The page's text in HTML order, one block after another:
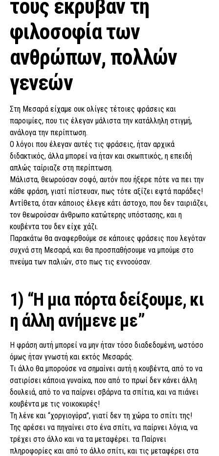
τους έκρυβαν τη
φιλοσοφία των
ανθρώπων, πολλών
γενεών
Στη Μεσαρά είχαμε ουκ ολίγες τέτοιες φράσεις και
παροιμίες, που τις έλεγαν μάλιστα την κατάλληλη στιγμή,
ανάλογα την περίπτωση.
Ο λόγοι που έλεγαν αυτές τις φράσεις, ήταν αρχικά
διδακτικός, άλλα μπορεί να ήταν και σκωπτικός, η επειδή
απλώς ταίριαζε στη περίπτωση.
Μάλιστα, θεωρούσαν σοφό, αυτόν που ήξερε πότε να πει την
κάθε φράση, γιατί πίστευαν, πως τότε αξίζει εφτά παράδες!
Αντίθετα, όταν κάποιος έλεγε κάτι άστοχο, που δεν ταιριάζει,
τον θεωρούσαν άνθρωπο κατώτερης υπόστασης, και η
κουβέντα του δεν είχε χάζι.
Παρακάτω θα αναφερθούμε σε κάποιες φράσεις που λεγόταν
συχνά στη Μεσαρά, και θα προσπαθήσουμε να μπούμε στο
πνεύμα των παλιών, στο πως τις εννοούσαν.
1) “Η μια πόρτα δείξουμε, κι
η άλλη ανήμενε με”
Η φράση αυτή μπορεί να μην ήταν τόσο διαδεδομένη, ωστόσο
όμως ήταν γνωστή και εκτός Μεσαράς.
Τι άλλο θα μπορούσε να σημαίνει αυτή η κουβέντα, από το να
σατιρίσει κάποια γυναίκα, που από το πρωί δεν κάνει άλλη
δουλειά, από το να παίρνει σβάρνα τα σπίτια, και να πιάνει
κουβέντα με τις νοικοκυρές!
Τη λένε και “χοργιογύρα”, γιατί δεν τη χώρα το σπίτι της!
Της αρέσει να πηγαίνει στο ένα σπίτι, να παίρνει λόγια, να
τρέχει στο άλλο και να τα μεταφέρει. τα Παίρνει
πληροφορίες και από το άλλο σπίτι, και τις μεταφέρει στα